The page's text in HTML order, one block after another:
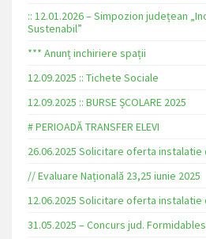
:: 12.01.2026 – Simpozion județean
Sustenabil”
*** Anunț inchiriere spații
12.09.2025 :: Tichete Sociale
12.09.2025 :: BURSE ȘCOLARE 2025
# PERIOADĂ TRANSFER ELEVI
26.06.2025 Solicitare oferta instalatie
// Evaluare Națională 23,25 iunie 2025
12.06.2025 Solicitare oferta instalatie
31.05.2025 – Concurs jud.